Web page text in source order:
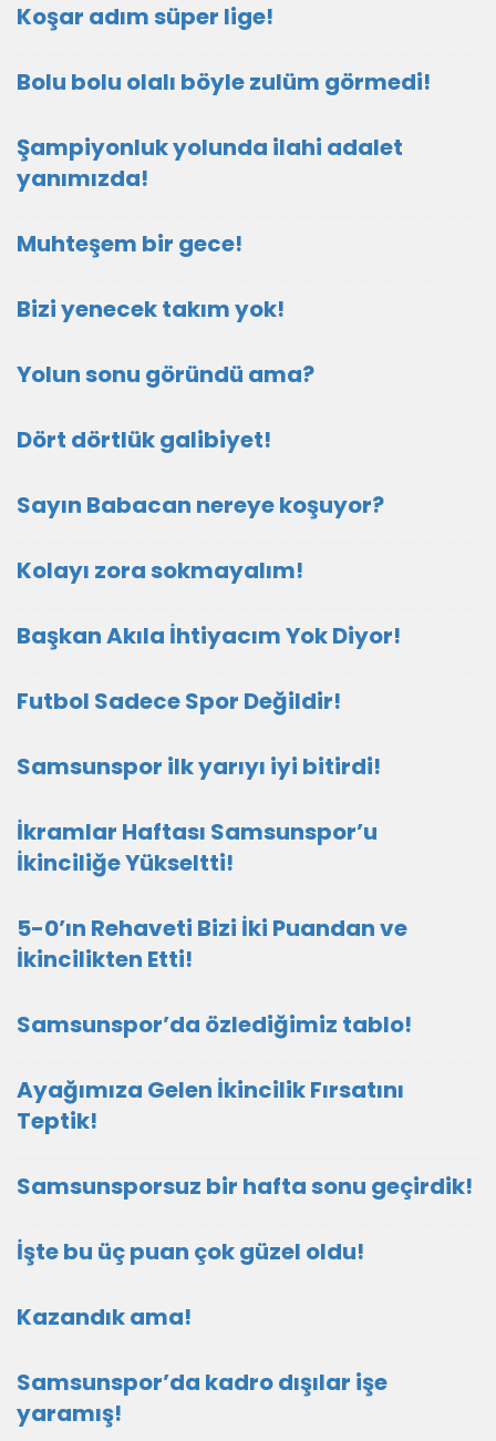
Koşar adım süper lige!
Bolu bolu olalı böyle zulüm görmedi!
Şampiyonluk yolunda ilahi adalet
yanımızda!
Muhteşem bir gece!
Bizi yenecek takım yok!
Yolun sonu göründü ama?
Dört dörtlük galibiyet!
Sayın Babacan nereye koşuyor?
Kolayı zora sokmayalım!
Başkan Akıla İhtiyacım Yok Diyor!
Futbol Sadece Spor Değildir!
Samsunspor ilk yarıyı iyi bitirdi!
İkramlar Haftası Samsunspor’u
İkinciliğe Yükseltti!
5-0’ın Rehaveti Bizi İki Puandan ve
İkincilikten Etti!
Samsunspor’da özlediğimiz tablo!
Ayağımıza Gelen İkincilik Fırsatını
Teptik!
Samsunsporsuz bir hafta sonu geçirdik!
İşte bu üç puan çok güzel oldu!
Kazandık ama!
Samsunspor’da kadro dışılar işe
yaramış!